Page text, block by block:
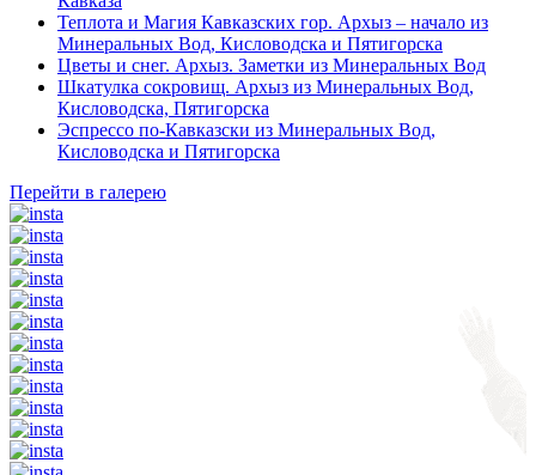
Теплота и Магия Кавказских гор. Архыз – начало из
Минеральных Вод, Кисловодска и Пятигорска
Цветы и снег. Архыз. Заметки из Минеральных Вод
Шкатулка сокровищ. Архыз из Минеральных Вод,
Кисловодска, Пятигорска
Эспрессо по-Кавказски из Минеральных Вод,
Кисловодска и Пятигорска
Перейти в галерею